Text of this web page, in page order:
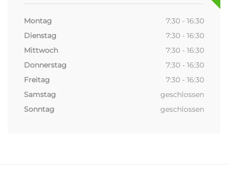
Montag
7:30 - 16:30
Dienstag
7:30 - 16:30
Mittwoch
7:30 - 16:30
Donnerstag
7:30 - 16:30
Freitag
7:30 - 16:30
Samstag
geschlossen
Sonntag
geschlossen